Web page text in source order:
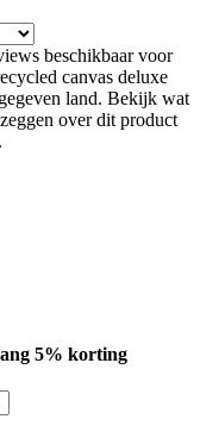
beschikbaar voor
canvas deluxe
land. Bekijk wat
over dit product
5% korting